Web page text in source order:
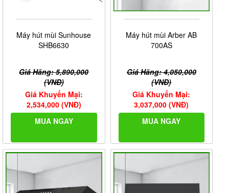
Máy hút mùi Sunhouse
SHB6630
Giá Hãng: 5,890,000
(VNĐ)
Giá Khuyến Mại:
2,534,000 (VNĐ)
MUA NGAY
Máy hút mùi Arber AB
700AS
Giá Hãng: 4,050,000
(VNĐ)
Giá Khuyến Mại:
3,037,000 (VNĐ)
MUA NGAY